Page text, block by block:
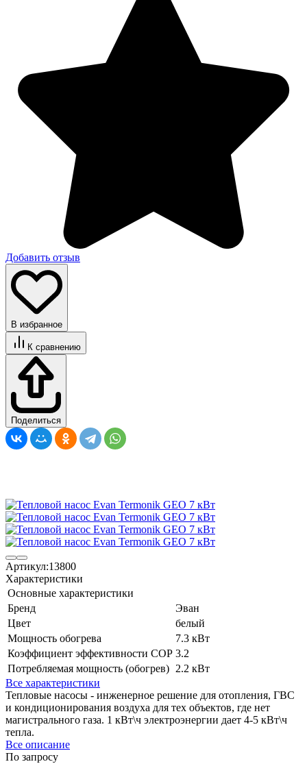
Добавить отзыв
В избранное
К сравнению
Поделиться
Артикул:13800
Характеристики
Основные характеристики
Бренд
Эван
Цвет
белый
Мощность обогрева
7.3 кВт
Коэффициент эффективности COP 3.2
Потребляемая мощность (обогрев) 2.2 кВт
Все характеристики
Тепловые насосы - инженерное решение для отопления, ГВС
и кондиционирования воздуха для тех объектов, где нет
магистрального газа. 1 кВт\ч электроэнергии дает 4-5 кВт\ч
тепла.
Все описание
По запросу